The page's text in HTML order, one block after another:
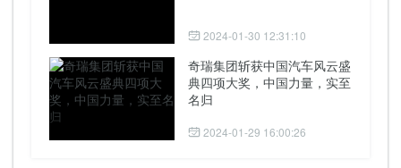
2024-01-30 12:31:10
奇瑞集团斩获中国汽车风云盛
典四项大奖，中国力量，实至
名归
2024-01-29 16:00:26